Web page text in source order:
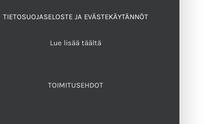
TIETOSUOJASELOSTE JA EVÄSTEKÄYTÄNNÖT
Lue lisää täältä
TOIMITUSEHDOT